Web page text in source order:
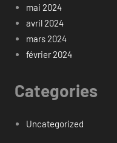
mai 2024
avril 2024
mars 2024
février 2024
Categories
Uncategorized